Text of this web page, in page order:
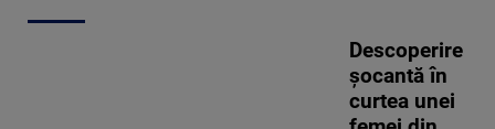
Descoperire
șocantă în
curtea unei